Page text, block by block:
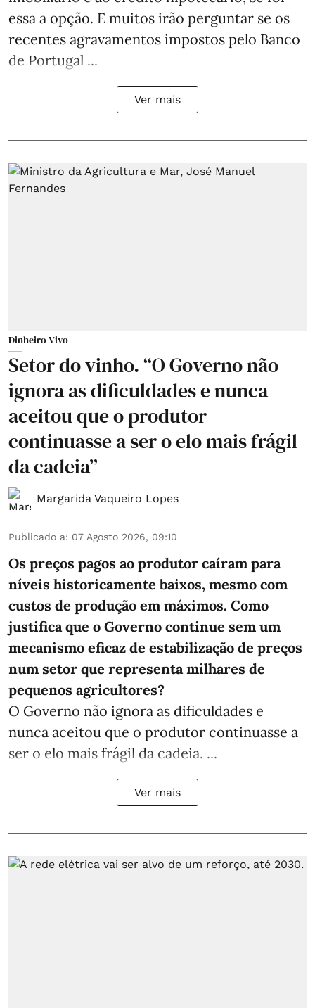
essa a opção. E muitos irão perguntar se os
recentes agravamentos impostos pelo Banco
de Portugal ...
Ver mais
Dinheiro Vivo
Setor do vinho. “O Governo não
ignora as dificuldades e nunca
aceitou que o produtor
continuasse a ser o elo mais frágil
da cadeia”
Margarida Vaqueiro Lopes
Publicado a: 07 Agosto 2026, 09:10
Os preços pagos ao produtor caíram para
níveis historicamente baixos, mesmo com
custos de produção em máximos. Como
justifica que o Governo continue sem um
mecanismo eficaz de estabilização de preços
num setor que representa milhares de
pequenos agricultores?
O Governo não ignora as dificuldades e
nunca aceitou que o produtor continuasse a
ser o elo mais frágil da cadeia. ...
Ver mais